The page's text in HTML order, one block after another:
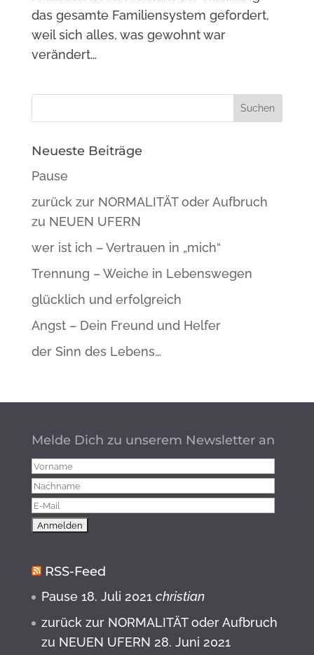
das gesamte Familiensystem gefordert,
weil sich alles, was gewohnt war
verändert…
Neueste Beiträge
Pause
zurück zur NORMALITÄT oder Aufbruch
zu NEUEN UFERN
wer ist ich – Vertrauen in „mich“
Trennung – Weiche in Lebenswegen
glücklich und erfolgreich
Angst – Dein Freund und Helfer
der Sinn des Lebens…
Melde Dich zu unserem Newsletter an
RSS-Feed
Pause 18. Juli 2021 christian
zurück zur NORMALITÄT oder Aufbruch
zu NEUEN UFERN 28. Juni 2021